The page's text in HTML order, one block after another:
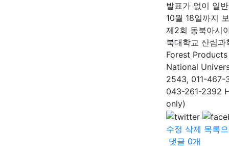
발표가 없이 일
10월 18일까지
제2회 동북아시
북대학교 산림
Forest
National
2543, 011-467-
043-261-2392
only)
수정 삭제 목록
댓글 0개